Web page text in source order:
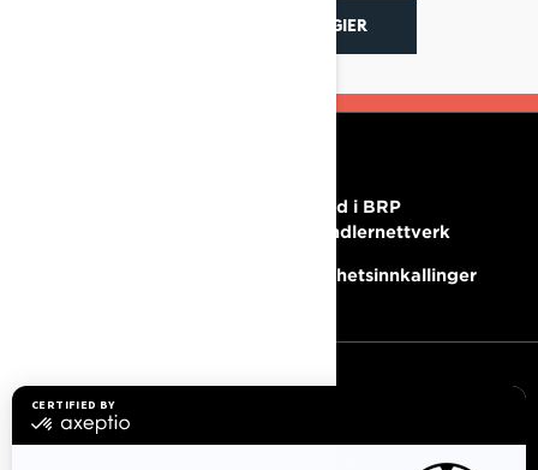
UTFORSK TEKNOLOGIER
Bli med i BRP
forhandlernettverk
Sikkerhetsinnkallinger
MELD DEG PÅ
Bli med på nyhetsbrevet.
de siste arrangementer, nyheter og tilbud.